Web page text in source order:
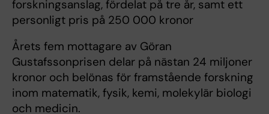
forskningsanslag, fördelat på tre år, samt ett
personligt pris på 250 000 kronor
Årets fem mottagare av Göran
Gustafssonprisen delar på nästan 24 miljoner
kronor och belönas för framstående forskning
inom matematik, fysik, kemi, molekylär biologi
och medicin.